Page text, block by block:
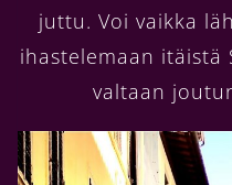
juttu. Voi vaikka
ihastelemaan itäistä
valtaan